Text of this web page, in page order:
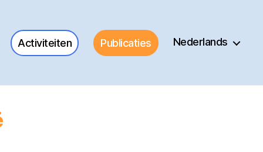
Activiteiten Publicaties Nederlands